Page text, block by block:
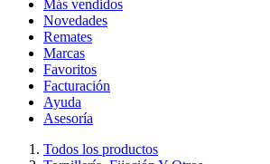
Más vendidos
Novedades
Remates
Marcas
Favoritos
Facturación
Ayuda
Asesoría
Todos los productos